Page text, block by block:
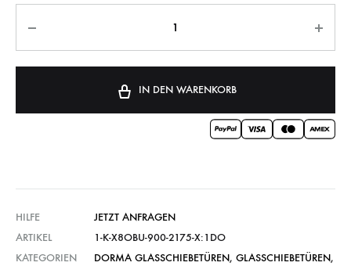
IN DEN WARENKORB
HILFE
JETZT ANFRAGEN
ARTIKEL
1-K-X8OBU-900-2175-X:1DO
KATEGORIEN
DORMA GLASSCHIEBETÜREN, GLASSCHIEBETÜREN,